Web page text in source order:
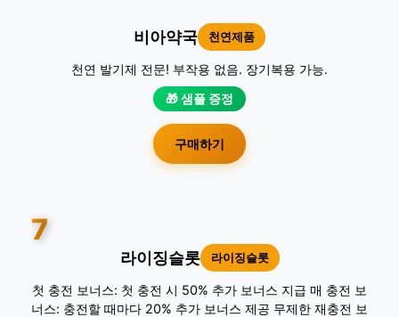
비아약국 천연제품
천연 발기제 전문! 부작용 없음. 장기복용 가능.
🎁 샘플 증정
구매하기
7
라이징슬롯 라이징슬롯
첫 충전 보너스: 첫 충전 시 50% 추가 보너스 지급 매 충전 보
너스: 충전할 때마다 20% 추가 보너스 제공 무제한 재충전 보